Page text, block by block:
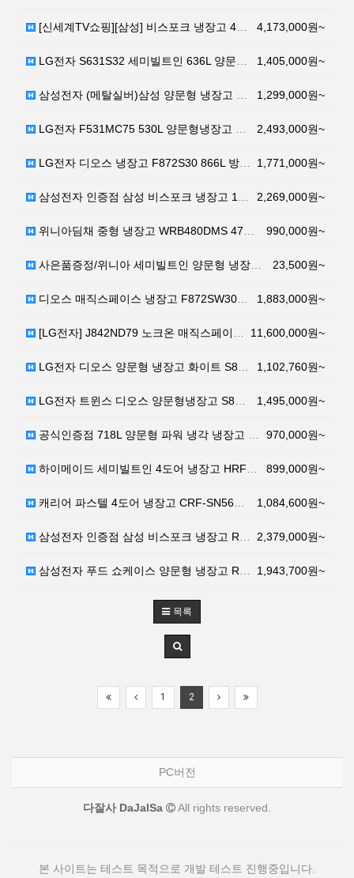
4,173,000원~
[신세계TV쇼핑][삼성] 비스포크 냉장고 4도어 프리스…
1,405,000원~
LG전자 S631S32 세미빌트인 636L 양문형냉장고
1,299,000원~
삼성전자 (메탈실버)삼성 양문형 냉장고 3도어 RS84…
2,493,000원~
LG전자 F531MC75 530L 양문형냉장고 세미빌트…
1,771,000원~
LG전자 디오스 냉장고 F872S30 866L 방문설치
2,269,000원~
삼성전자 인증점 삼성 비스포크 냉장고 1등급 RF85T…
990,000원~
위니아딤채 중형 냉장고 WRB480DMS 479L 방문…
23,500원~
사은품증정/위니아 세미빌트인 양문형 냉장고 4도어 47…
1,883,000원~
디오스 매직스페이스 냉장고 F872SW30 866L 방…
11,600,000원~
[LG전자] J842ND79 노크온 매직스페이스 4도어…
1,102,760원~
LG전자 디오스 양문형 냉장고 화이트 S833W32 8…
1,495,000원~
LG전자 트윈스 디오스 양문형냉장고 S831S32 82…
970,000원~
공식인증점 718L 양문형 파워 냉각 냉장고 EKR72…
899,000원~
하이메이드 세미빌트인 4도어 냉장고 HRF-SN418M…
1,084,600원~
캐리어 파스텔 4도어 냉장고 CRF-SN560WFC (…
2,379,000원~
삼성전자 인증점 삼성 비스포크 냉장고 RF85T9141…
1,943,700원~
삼성전자 푸드 쇼케이스 양문형 냉장고 RH81R8020…
목록
1 2
PC버전
다잘사 DaJalSa All rights reserved.
본 사이트는 테스트 목적으로 개발 테스트 진행중입니다.